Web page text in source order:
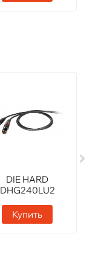
DIE HARD
DHG240LU2
Купить